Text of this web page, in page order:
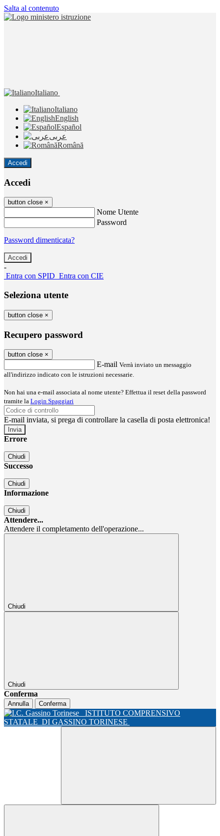
Salta al contenuto
Italiano
Italiano
English
Español
عربى
Română
Accedi
Accedi
button close ×
Nome Utente
Password
Password dimenticata?
-
Entra con SPID Entra con CIE
Seleziona utente
button close ×
Recupero password
button close ×
E-mail Verrà inviato un messaggio
all'indirizzo indicato con le istruzioni necessarie.
Non hai una e-mail associata al nome utente? Effettua il reset della password
tramite la Login Spaggiari
E-mail inviata, si prega di controllare la casella di posta elettronica!
Errore
Chiudi
Successo
Chiudi
Informazione
Chiudi
Attendere...
Attendere il completamento dell'operazione...
Chiudi
Chiudi
Conferma
Annulla Conferma
ISTITUTO COMPRENSIVO
STATALE DI GASSINO TORINESE